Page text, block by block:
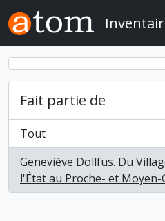
Skip to main content
Fait partie de
Tout
Geneviève Dollfus. Du
l'État au Proche- et
, 1 résultats